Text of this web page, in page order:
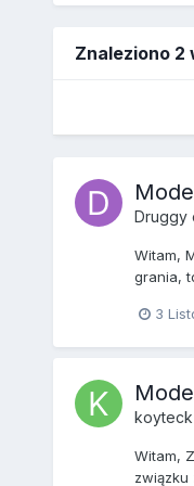
Znaleziono 2
Druggy
Witam,
grania,
3
koyteck
Witam,
związku